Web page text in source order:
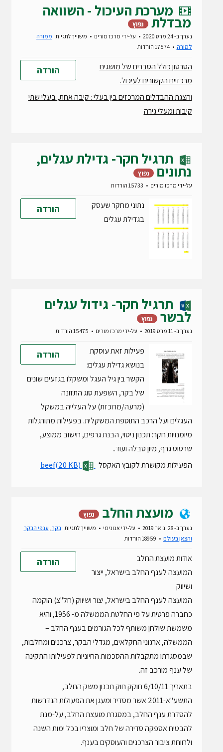
v
i
d
e
o
מערכת העיכול - השוואה
מבדלת נפוץ
נערך ב- 24 מרס 2020 על-ידי מרכז מורים משוייך לתגיות : ממורה
למורה
הורדה
הסרטון כולל הסברים של מושגים
מרכזיים הקשורים לעיכול.
והצגת ההבדלים המרכזים בין בעלי : קיבה אחת, בעלי שתי
קיבות ומעלי גירה
תרגיל חקר- גדילת עגלים,
נתונים נפוץ
על-ידי מרכז מורים
הורדה
נתוני מחקר שעסק
בגדילת עגלים
תרגיל חקר- גידול עגלים
לבשר נפוץ
נערך ב- 11 מרס 2019 על-ידי מרכז מורים
הורדה
פעילות זאת עוסקת
בנושא גדילת עגלים:
הקשר בין גיל העגל ומשקלו בגזעים שונים
של בקר, השפעת סוג התזונה
(מרעה/מרוכזת) על העלייה במשקל
העגלים ועל הרכב התוספת המשקלית. בפעילות מתורגלות
מיומנויות חקר: תכנון ניסוי, הבנת גרפים, חישוב ממוצע,
שרטוט גרף, מיון טבלה ועוד..
הפעילות מקושרת לקובץ האקסל
beef(20 KB)
מועצת החלב נפוץ
נערך ב- 28 ינואר 2019 על-ידי אנונימי משוייך לתגיות : בקר, ענפי הבקר
והצאן בעולם
הורדה
אודות מועצת החלב
המועצה לענף החלב בישראל, ייצור
ושיווק
המועצה לענף החלב בישראל, יצור ושיווק (חל"צ) הוקמה
כחברה פרטית על פי החלטת הממשלה מ- 1956, והיא
משמשת שולחן משותף לכל הגורמים בענף החלב –
הממשלה, ארגוני החקלאים, מגדלי הבקר, צרכנים ומחלבות,
שבמסגרתו מתקבלות ההסכמות החיוניות לפעילותו התקינה
של ענף מורכב זה.
בתאריך 6/10/11 חוקק חוק תכנון משק החלב,
התשע"א-2011 אשר מסדיר ומעגן את הפעולות הנדרשות
להסדרת ענף החלב, במסגרת מועצת החלב, על-מנת
להבטיח אספקה סדירה של חלב ומוצריו בכל ימות השנה
ולרווחת ציבור הצרכנים והעוסקים בענף.